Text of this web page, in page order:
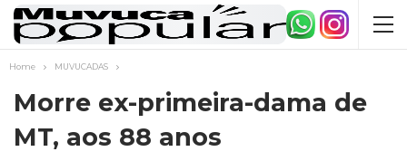
Home MUVUCADAS
Morre ex-primeira-dama de
MT, aos 88 anos